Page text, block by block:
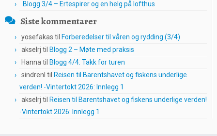
Blogg 3/4 – Ertespirer og en helg på lofthus
Siste kommentarer
yosefakas til Forberedelser til våren og rydding (3/4)
akselrj til Blogg 2 – Møte med praksis
Hanna til Blogg 4/4: Takk for turen
sindrenl til Reisen til Barentshavet og fiskens underlige
verden! -Vintertokt 2026: Innlegg 1
akselrj til Reisen til Barentshavet og fiskens underlige verden!
-Vintertokt 2026: Innlegg 1